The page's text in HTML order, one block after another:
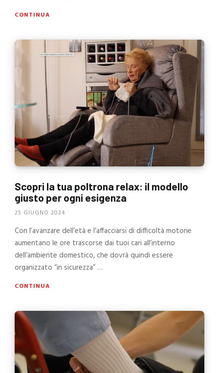
CONTINUA
Scopri la tua poltrona relax: il modello
giusto per ogni esigenza
25 GIUGNO 2024
Con l’avanzare dell’età e l’affacciarsi di difficoltà motorie
aumentano le ore trascorse dai tuoi cari all’interno
dell’ambiente domestico, che dovrà quindi essere
organizzato “in sicurezza” …
CONTINUA